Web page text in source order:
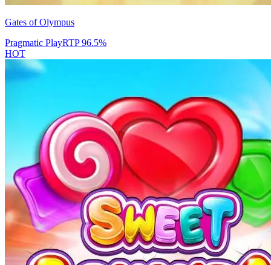
Gates of Olympus
Pragmatic PlayRTP96.5%
HOT